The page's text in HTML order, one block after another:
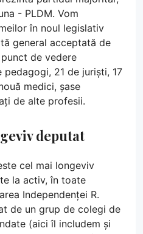
- PLDM. Vom
în noul legislativ
general acceptată de
de vedere
21 de juriști, 17
medici, șase
de alte profesii.
deputat
cel mai longeviv
la activ, în toate
Independenței R.
de un grup de colegi de
(aici îl includem și